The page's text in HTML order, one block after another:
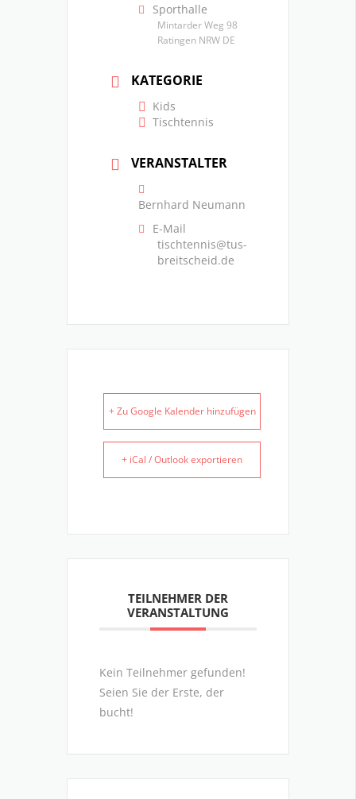
Sporthalle
Mintarder Weg 98
Ratingen NRW DE
KATEGORIE
Kids
Tischtennis
VERANSTALTER
Bernhard Neumann
E-Mail
tischtennis@tus-
breitscheid.de
+ Zu Google Kalender hinzufügen
+ iCal / Outlook exportieren
TEILNEHMER DER
VERANSTALTUNG
Kein Teilnehmer gefunden!
Seien Sie der Erste, der
bucht!